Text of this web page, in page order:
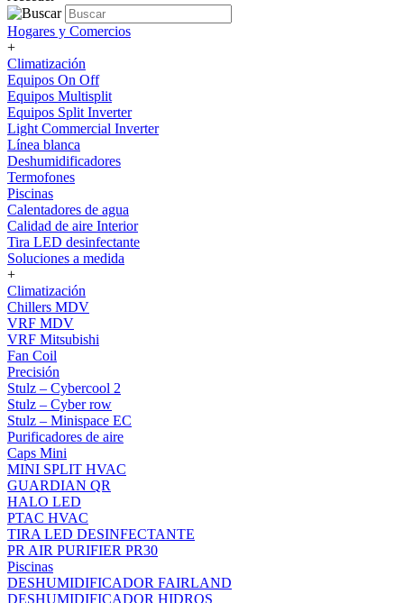
Hogares y Comercios
+
Climatización
Equipos On Off
Equipos Multisplit
Equipos Split Inverter
Light Commercial Inverter
Línea blanca
Deshumidificadores
Termofones
Piscinas
Calentadores de agua
Calidad de aire Interior
Tira LED desinfectante
Soluciones a medida
+
Climatización
Chillers MDV
VRF MDV
VRF Mitsubishi
Fan Coil
Precisión
Stulz – Cybercool 2
Stulz – Cyber row
Stulz – Minispace EC
Purificadores de aire
Caps Mini
MINI SPLIT HVAC
GUARDIAN QR
HALO LED
PTAC HVAC
TIRA LED DESINFECTANTE
PR AIR PURIFIER PR30
Piscinas
DESHUMIDIFICADOR FAIRLAND
DESHUMIDIFICADOR HIDROS